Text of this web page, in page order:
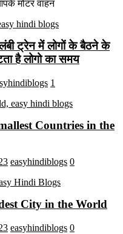
मोटर वाहन
ट्रेन में लोगों के बैठने के
है लोगो का समय
1
Countries in the
easyhindiblogs 0
City in the World
easyhindiblogs 0